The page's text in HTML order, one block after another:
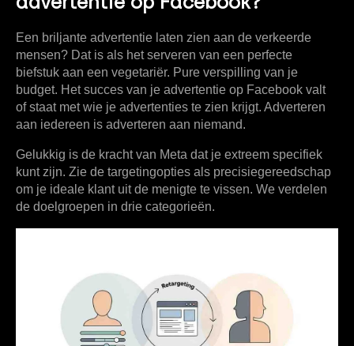
Een briljante advertentie laten zien aan de verkeerde
mensen? Dat is als het serveren van een perfecte
biefstuk aan een vegetariër. Pure verspilling van je
budget. Het succes van je advertentie op Facebook valt
of staat met wie je advertenties te zien krijgt. Adverteren
aan iedereen is adverteren aan niemand.
Gelukkig is de kracht van Meta dat je extreem specifiek
kunt zijn. Zie de targetingopties als precisiegereedschap
om je ideale klant uit de menigte te vissen. We verdelen
de doelgroepen in drie categorieën.